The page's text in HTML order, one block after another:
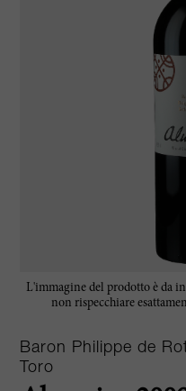
L'immagine del prodotto è da
non rispecchiare
Baron Philippe de
Toro